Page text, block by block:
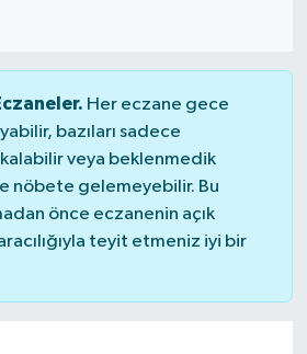
Her eczane gece
bazıları sadece
veya beklenmedik
nöbete gelemeyebilir. Bu
önce eczanenin açık
teyit etmeniz iyi bir